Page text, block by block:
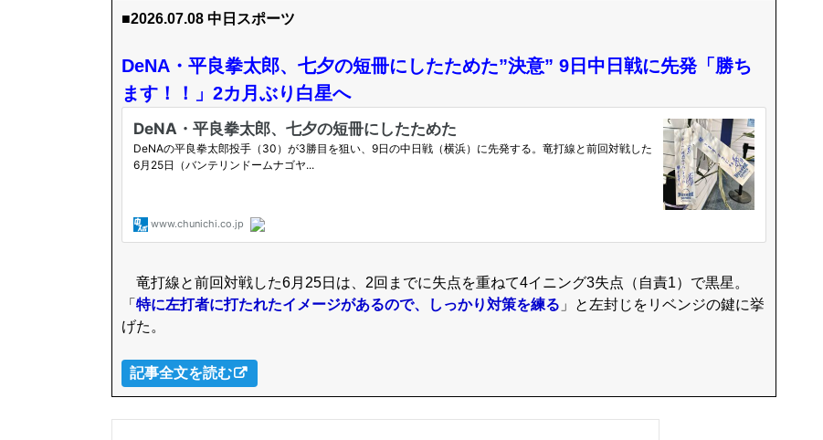
■2026.07.08 中日スポーツ
DeNA・平良拳太郎、七夕の短冊にしたためた”決意” 9日中日戦に先発「勝ち
ます！！」2カ月ぶり白星へ
竜打線と前回対戦した6月25日は、2回までに失点を重ねて4イニング3失点（自責1）で黒星。
「 特に左打者に打たれたイメージがあるので、しっかり対策を練る 」と左封じをリベンジの鍵に挙
げた。
記事全文を読む